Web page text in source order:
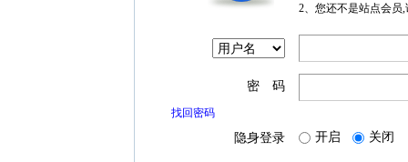
2、您还不是站点会员
密 码
找回密码
隐身登录 开启 关闭